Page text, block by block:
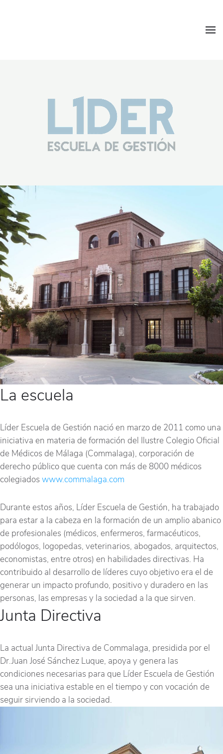
La escuela
Líder Escuela de Gestión nació en marzo de 2011 como una
iniciativa en materia de formación del Ilustre Colegio Oficial
de Médicos de Málaga (Commalaga), corporación de
derecho público que cuenta con más de 8000 médicos
colegiadoswww.commalaga.com
Durante estos años, Líder Escuela de Gestión, ha trabajado
para estar a la cabeza en la formación de un amplio abanico
de profesionales (médicos, enfermeros, farmacéuticos,
podólogos, logopedas, veterinarios, abogados, arquitectos,
economistas, entre otros) en habilidades directivas. Ha
contribuido al desarrollo de líderes cuyo objetivo era el de
generar un impacto profundo, positivo y duradero en las
personas, las empresas y la sociedad a la que sirven.
Junta Directiva
La actual Junta Directiva de Commalaga, presidida por el
Dr.Juan José Sánchez Luque, apoya y genera las
condiciones necesarias para que Líder Escuela de Gestión
sea una iniciativa estable en el tiempo y con vocación de
seguir sirviendo a la sociedad.